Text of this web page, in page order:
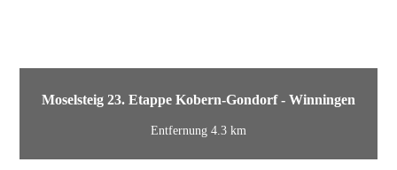
Moselsteig 23. Etappe Kobern-Gondorf - Winningen
Entfernung 4.3 km